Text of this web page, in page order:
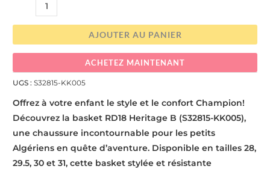
AJOUTER AU PANIER
ACHETEZ MAINTENANT
UGS :S32815-KK005
Offrez à votre enfant le style et le confort Champion!
Découvrez la basket RD18 Heritage B (S32815-KK005),
une chaussure incontournable pour les petits
Algériens en quête d’aventure. Disponible en tailles 28,
29.5, 30 et 31, cette basket stylée et résistante